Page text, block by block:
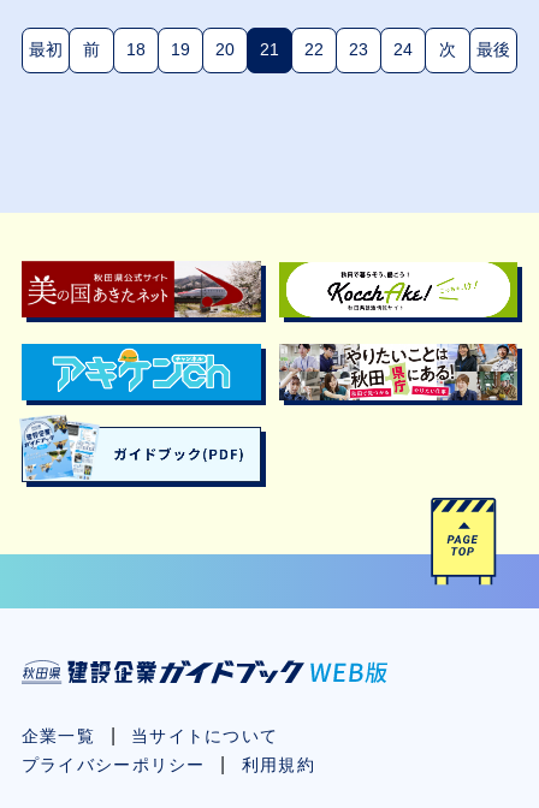
最初 前 18 19 20 21(現在のページ)
22 23 24 次 最後
企業一覧
当サイトについて
プライバシーポリシー
利用規約